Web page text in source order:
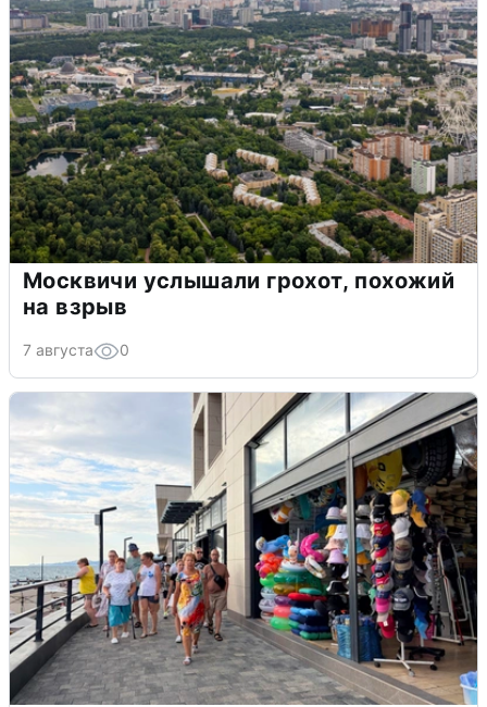
Москвичи услышали грохот, похожий
на взрыв
7 августа 0